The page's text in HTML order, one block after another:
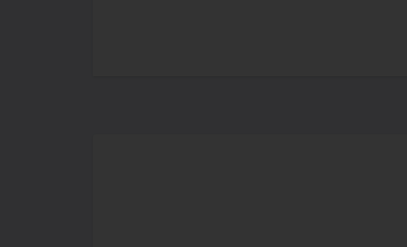
mix van verschillende
knipoog naar de